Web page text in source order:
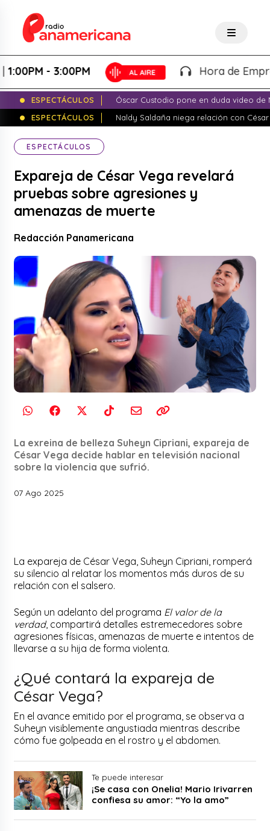
- 3:00PM Hora de
ESPECTÁCULOS
Óscar Custodio pone en duda video de
ESPECTÁCULOS
Naldy Saldaña niega relación con
ESPECTÁCULOS
Expareja de César Vega revelará
pruebas sobre agresiones y
amenazas de muerte
Redacción Panamericana
La exreina de belleza Suheyn Cipriani, expareja de
César Vega decide hablar en televisión nacional
sobre la violencia que sufrió.
07 Ago 2025
La expareja de César Vega, Suheyn Cipriani, romperá
su silencio al relatar los momentos más duros de su
relación con el salsero.
Según un adelanto del programa El valor de la
verdad, compartirá detalles estremecedores sobre
agresiones físicas, amenazas de muerte e intentos de
llevarse a su hija de forma violenta.
¿Qué contará la expareja de
César Vega?
En el avance emitido por el programa, se observa a
Suheyn visiblemente angustiada mientras describe
cómo fue golpeada en el rostro y el abdomen.
Te puede interesar
¡Se casa con Onelia! Mario Irivarren
confiesa su amor: “Yo la amo”